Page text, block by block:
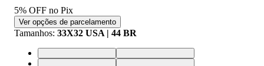
5% OFF no Pix
Ver opções de parcelamento
Tamanhos: 33X32 USA | 44 BR
24X30 USA | 36 BR32X30 USA | 43 BR
31X30 USA | 42 BR30X30 USA | 41 BR